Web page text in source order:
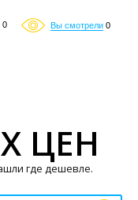
0 Вы смотрели 0
ЦЕН
где дешевле.